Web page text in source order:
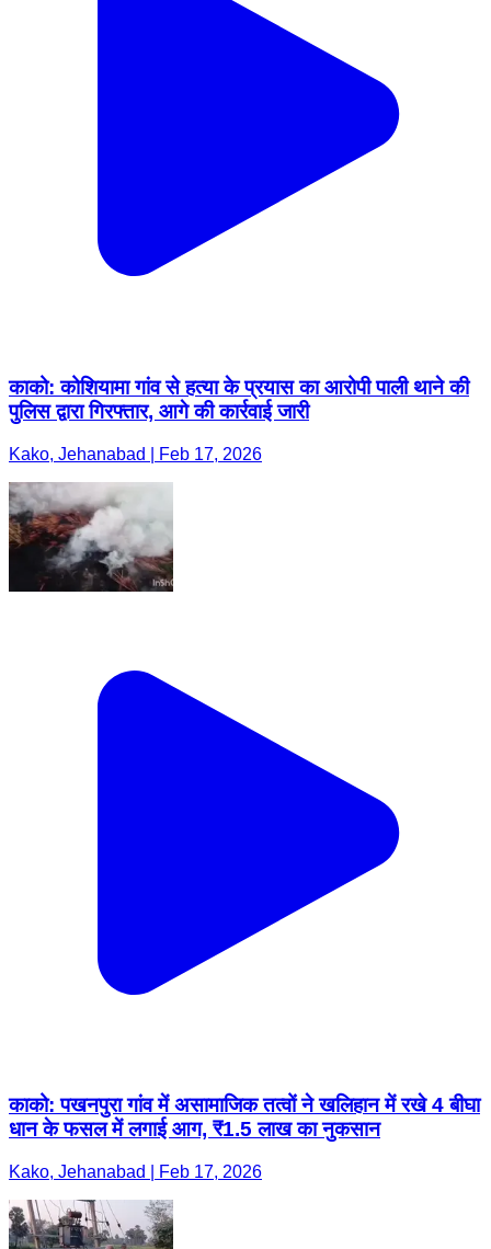
काको: कोशियामा गांव से हत्या के प्रयास का आरोपी पाली थाने की
पुलिस द्वारा गिरफ्तार, आगे की कार्रवाई जारी
Kako, Jehanabad | Feb 17, 2026
काको: पखनपुरा गांव में असामाजिक तत्वों ने खलिहान में रखे 4 बीघा
धान के फसल में लगाई आग, ₹1.5 लाख का नुकसान
Kako, Jehanabad | Feb 17, 2026